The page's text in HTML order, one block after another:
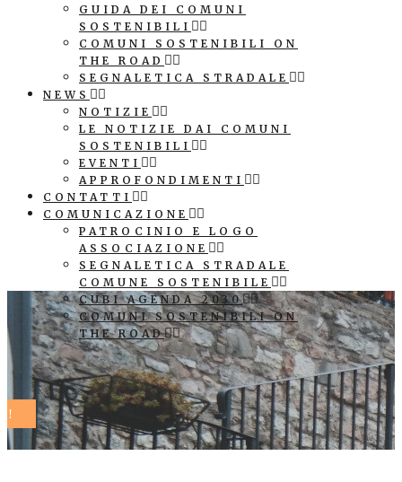
GUIDA DEI COMUNI
SOSTENIBILI
COMUNI SOSTENIBILI ON
THE ROAD
SEGNALETICA STRADALE
NEWS
NOTIZIE
LE NOTIZIE DAI COMUNI
SOSTENIBILI
EVENTI
APPROFONDIMENTI
CONTATTI
COMUNICAZIONE
PATROCINIO E LOGO
ASSOCIAZIONE
SEGNALETICA STRADALE
COMUNE SOSTENIBILE
CUBI AGENDA 2030
COMUNI SOSTENIBILI ON
THE ROAD